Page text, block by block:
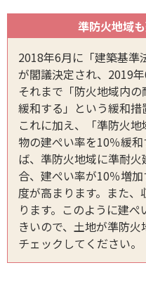
準防火地域
2018年6月に「建築基準
が閣議決定され、2019
それまで「防火地域内
緩和する」という緩和
これに加え、「準防火
物の建ぺい率を10％緩
ば、準防火地域に準耐
合、建ぺい率が10％増
度が高まります。また
ります。このように建
きいので、土地が準防
チェックしてください。